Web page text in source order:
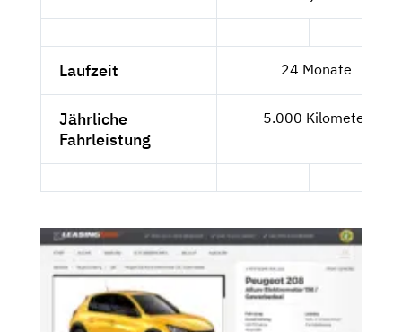
Laufzeit 24 Monate
Jährliche
Fahrleistung
5.000 Kilometer